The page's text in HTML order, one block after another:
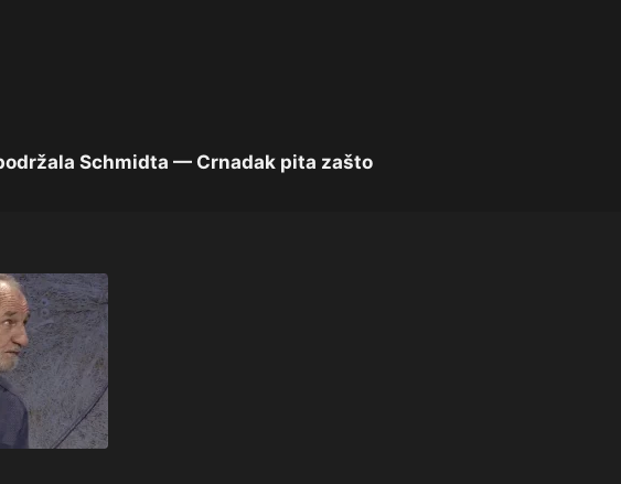
Schmidta — Crnadak pita zašto